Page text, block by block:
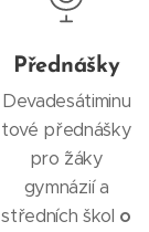
Přednášky
Devadesátiminu
tové přednášky
pro ´žáky
gymnázií a
středních škol o